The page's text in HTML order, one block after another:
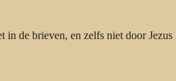
de brieven, en zelfs niet door